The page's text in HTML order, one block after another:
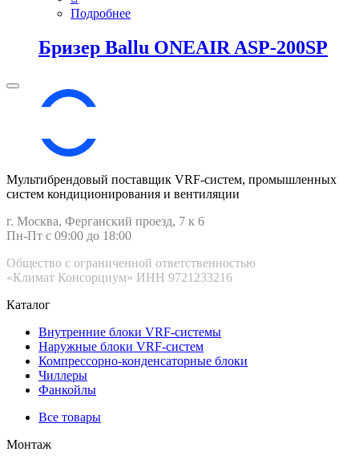
Подробнее
Бризер Ballu ONEAIR ASP-200SP
Мультибрендовый поставщик VRF-cистем, промышленных
систем кондиционирования и вентиляции
г. Москва, Ферганский проезд, 7 к 6
Пн-Пт с 09:00 до 18:00
Общество с ограниченной ответственностью
«Климат Консорциум» ИНН 9721233216
Каталог
Внутренние блоки VRF-cистемы
Наружные блоки VRF-cистем
Компрессорно-конденсаторные блоки
Чиллеры
Фанкойлы
Все товары
Монтаж